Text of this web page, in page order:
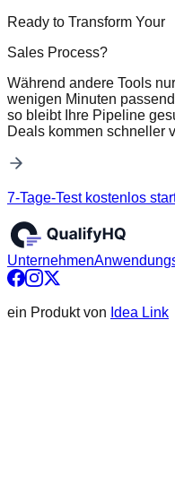
Ready to Transform Your
Sales Process?
Während andere Tools
wenigen Minuten
so bleibt Ihre Pipeline
Deals kommen schneller
7-Tage-Test kostenlos
Unternehmen
ein Produkt von Idea Link